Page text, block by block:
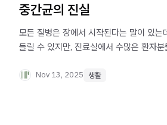
중간균의 진실
모든 질병은 장에서 시작된다는 말이 있는
들릴 수 있지만, 진료실에서 수많은 환자분
흔들리고, 뇌가 흐려지고, 피부가 망가집니
Nov 13, 2025 생활